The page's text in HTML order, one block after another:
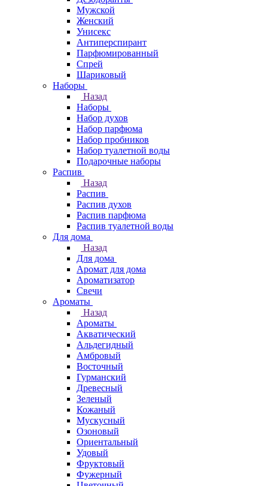
Мужской
Женский
Унисекс
Антиперспирант
Парфюмированный
Спрей
Шариковый
Наборы
Назад
Наборы
Набор духов
Набор парфюма
Набор пробников
Набор туалетной воды
Подарочные наборы
Распив
Назад
Распив
Распив духов
Распив парфюма
Распив туалетной воды
Для дома
Назад
Для дома
Аромат для дома
Ароматизатор
Свечи
Ароматы
Назад
Ароматы
Акватический
Альдегидный
Амбровый
Восточный
Гурманский
Древесный
Зеленый
Кожаный
Мускусный
Озоновый
Ориентальный
Удовый
Фруктовый
Фужерный